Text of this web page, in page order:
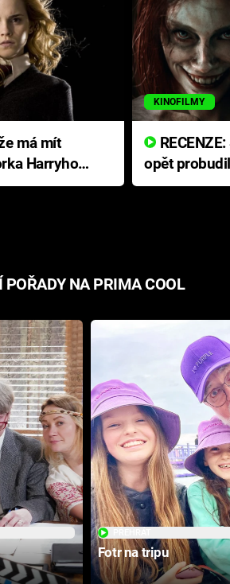
má mít
Harryho
KINOFILMY
opět
přichází s
POŘADY NA PRIMA COOL
Fotr na tripu